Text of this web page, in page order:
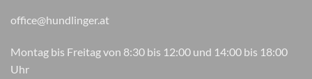
office@hundlinger.at
Montag bis Freitag von 8:30 bis 12:00 und 14:00 bis 18:00
Uhr